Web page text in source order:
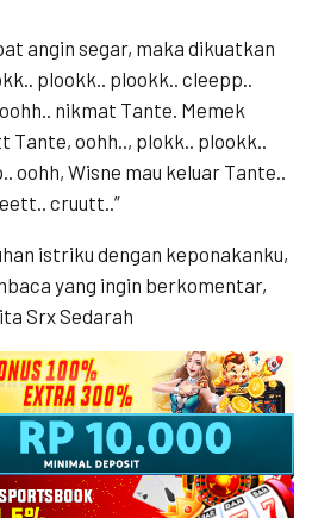
angin segar, maka dikuatkan
plookk.. plookk.. cleepp..
nikmat Tante. Memek
Tante, oohh.., plokk.. plookk..
oohh, Wisne mau keluar Tante..
cruutt..”
istriku dengan keponakanku,
yang ingin berkomentar,
Srx Sedarah